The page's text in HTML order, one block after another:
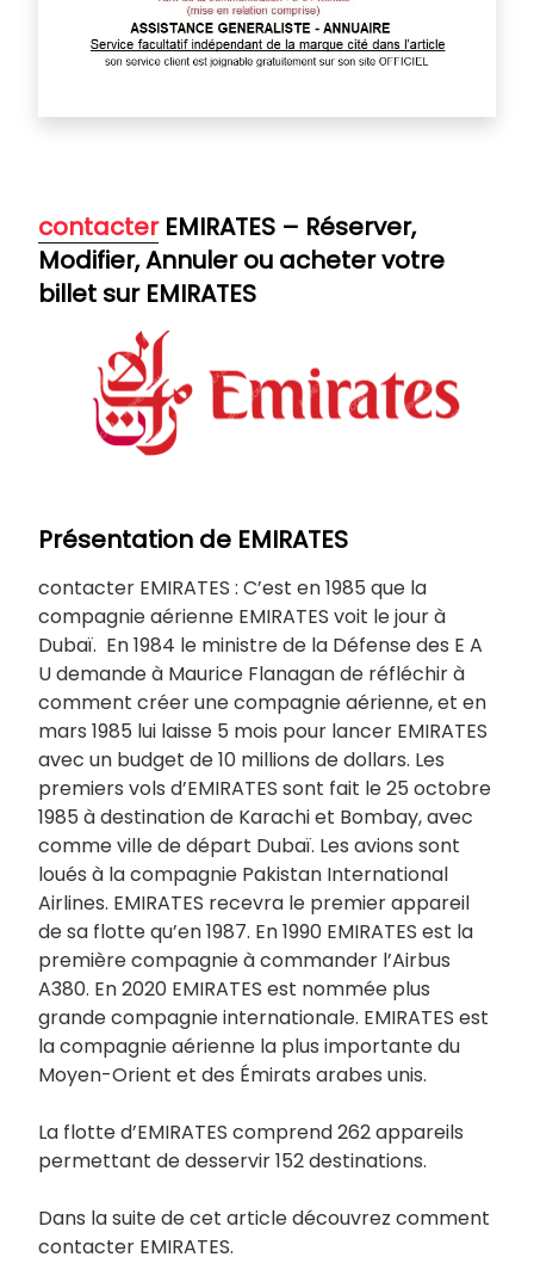
contacterEMIRATES – Réserver,
Modifier, Annuler ou acheter votre
billet sur EMIRATES
Présentation de EMIRATES
contacter EMIRATES : C’est en 1985 que la
compagnie aérienne EMIRATES voit le jour à
Dubaï. En 1984 le ministre de la Défense des E A
U demande à Maurice Flanagan de réfléchir à
comment créer une compagnie aérienne, et en
mars 1985 lui laisse 5 mois pour lancer EMIRATES
avec un budget de 10 millions de dollars. Les
premiers vols d’EMIRATES sont fait le 25 octobre
1985 à destination de Karachi et Bombay, avec
comme ville de départ Dubaï. Les avions sont
loués à la compagnie Pakistan International
Airlines. EMIRATES recevra le premier appareil
de sa flotte qu’en 1987. En 1990 EMIRATES est la
première compagnie à commander l’Airbus
A380. En 2020 EMIRATES est nommée plus
grande compagnie internationale. EMIRATES est
la compagnie aérienne la plus importante du
Moyen-Orient et des Émirats arabes unis.
La flotte d’EMIRATES comprend 262 appareils
permettant de desservir 152 destinations.
Dans la suite de cet article découvrez comment
contacter EMIRATES.